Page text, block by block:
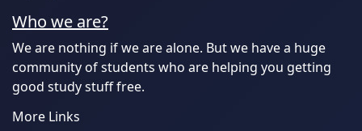
Who we are?
We are nothing if we are alone. But we have a huge
community of students who are helping you getting
good study stuff free.
More Links